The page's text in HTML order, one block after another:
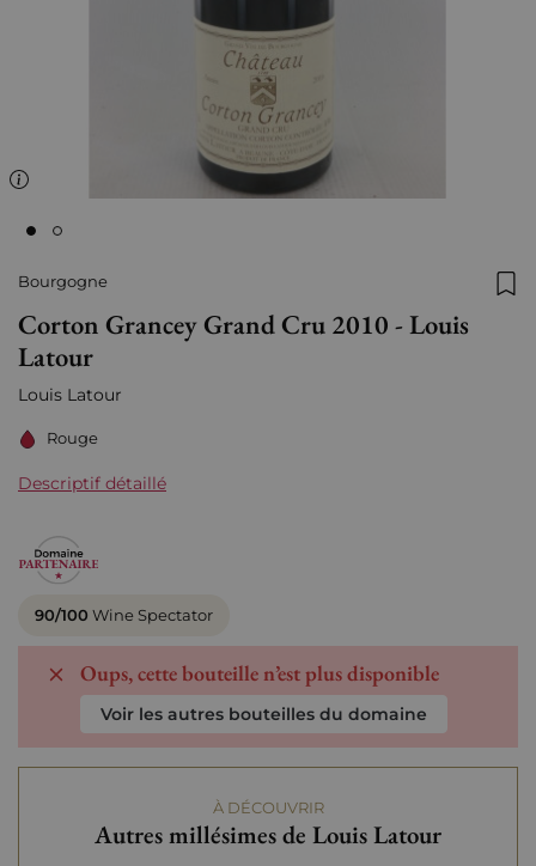
Bourgogne
Corton Grancey Grand Cru 2010 - Louis
Latour
Louis Latour
Rouge
Descriptif détaillé
90/100 Wine Spectator
Oups, cette bouteille n’est plus disponible
Voir les autres bouteilles du domaine
À DÉCOUVRIR
Autres millésimes de Louis Latour